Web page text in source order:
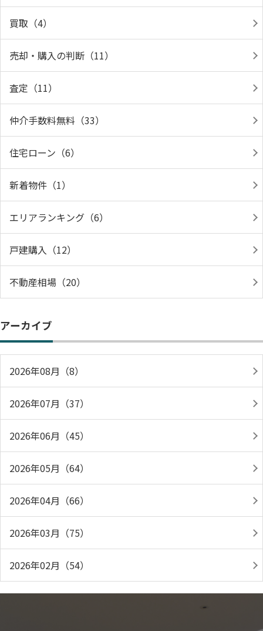
買取（4）
売却・購入の判断（11）
査定（11）
仲介手数料無料（33）
住宅ローン（6）
新着物件（1）
エリアランキング（6）
戸建購入（12）
不動産相場（20）
アーカイブ
2026年08月（8）
2026年07月（37）
2026年06月（45）
2026年05月（64）
2026年04月（66）
2026年03月（75）
2026年02月（54）